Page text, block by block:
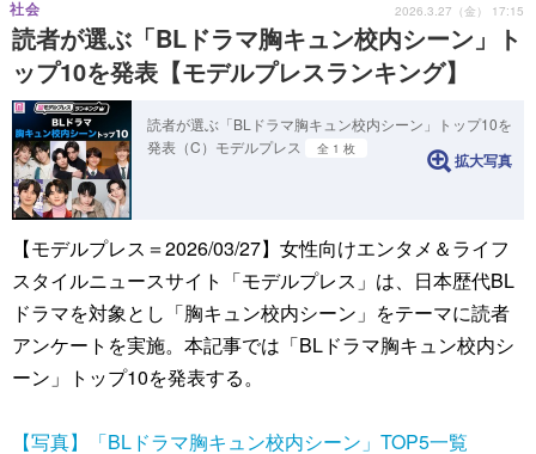
読者が選ぶ「BLドラマ胸キュン校内シーン」ト
ップ10を発表【モデルプレスランキング】
社会 2026.3.27（金） 17:15
読者が選ぶ「BLドラマ胸キュン校内シーン」トップ10を
発表（C）モデルプレス
全 1 枚
拡大写真
【モデルプレス＝2026/03/27】女性向けエンタメ＆ライフ
スタイルニュースサイト「モデルプレス」は、日本歴代BL
ドラマを対象とし「胸キュン校内シーン」をテーマに読者
アンケートを実施。本記事では「BLドラマ胸キュン校内シ
ーン」トップ10を発表する。
【写真】「BLドラマ胸キュン校内シーン」TOP5一覧